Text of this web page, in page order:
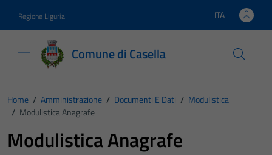
Regione Liguria Lingua attiva:
ITA
Comune di Casella
Home / Amministrazione / Documenti E Dati / Modulistica
/ Modulistica Anagrafe
Modulistica Anagrafe